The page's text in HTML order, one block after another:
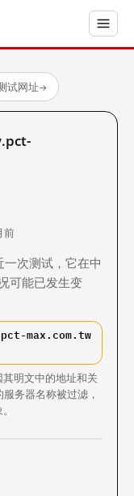
试网址→
前
次测试，它在中
可能已发生变
max.com.tw
明文中的地址和关
务器名称被过滤，